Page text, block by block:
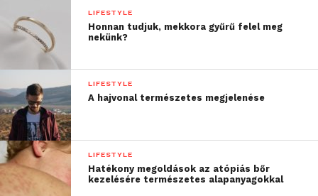
LIFESTYLE
Honnan tudjuk, mekkora gyűrű felel meg
nekünk?
LIFESTYLE
A hajvonal természetes megjelenése
LIFESTYLE
Hatékony megoldások az atópiás bőr
kezelésére természetes alapanyagokkal